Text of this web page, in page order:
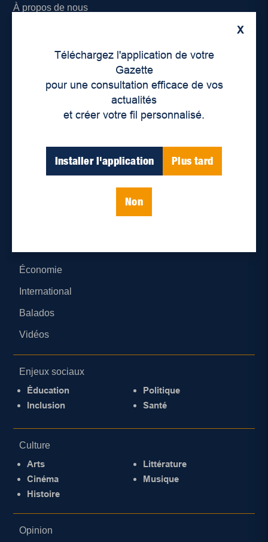
X
Téléchargez l'application de votre
Gazette
pour une consultation efficace de vos
actualités
et créer votre fil personnalisé.
Installer l'application Plus tard
Non
À propos de nous
Lieux de distribution
Économie
International
Balados
Vidéos
Enjeux sociaux
Éducation
Inclusion
Politique
Santé
Culture
Arts
Cinéma
Histoire
Littérature
Musique
Opinion